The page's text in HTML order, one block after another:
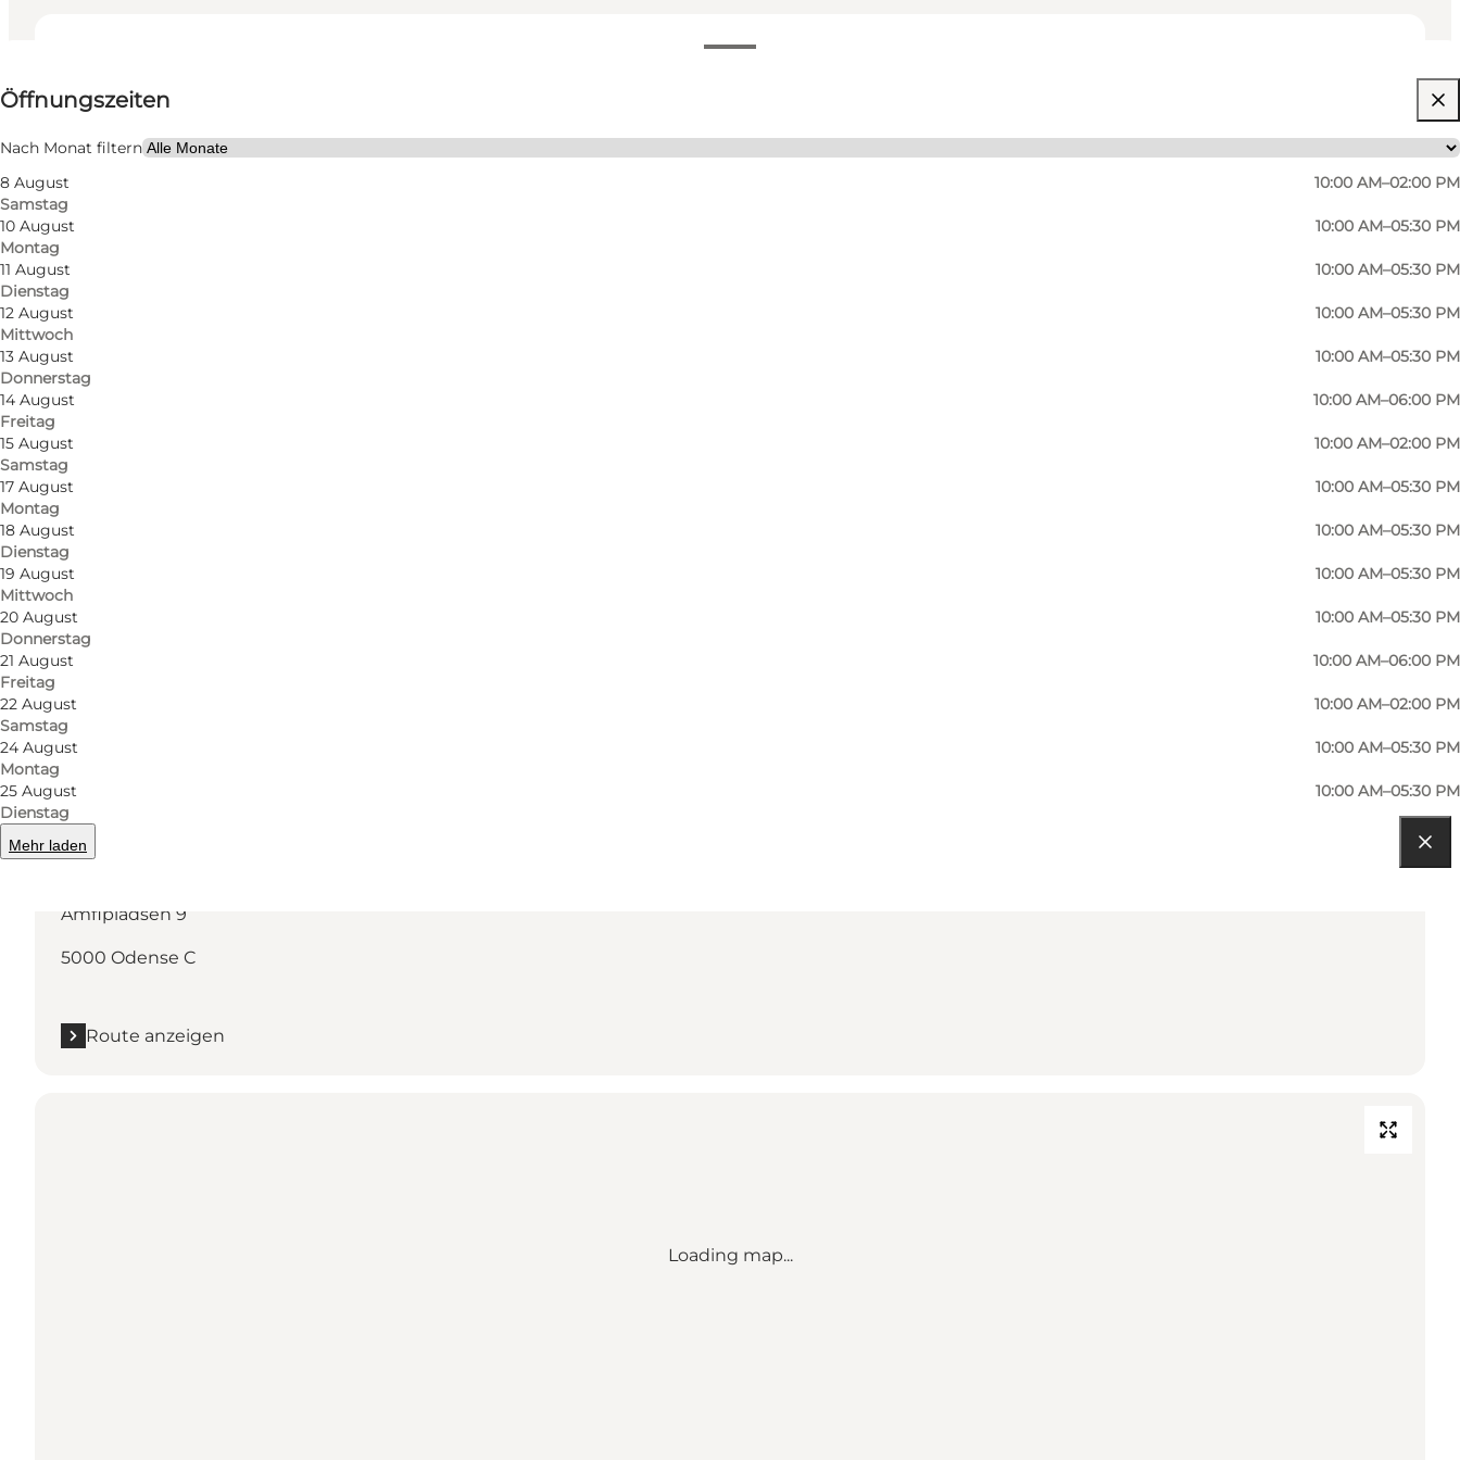
Öffnungszeiten
Nach Monat filtern
8 August
Samstag
10:00 AM–02:00 PM
10 August
Montag
10:00 AM–05:30 PM
11 August
Dienstag
10:00 AM–05:30 PM
12 August
Mittwoch
10:00 AM–05:30 PM
13 August
Donnerstag
10:00 AM–05:30 PM
14 August
Freitag
10:00 AM–06:00 PM
15 August
Samstag
10:00 AM–02:00 PM
17 August
Montag
10:00 AM–05:30 PM
18 August
Dienstag
10:00 AM–05:30 PM
19 August
Mittwoch
10:00 AM–05:30 PM
20 August
Donnerstag
10:00 AM–05:30 PM
21 August
Freitag
10:00 AM–06:00 PM
22 August
Samstag
10:00 AM–02:00 PM
24 August
Montag
10:00 AM–05:30 PM
25 August
Dienstag
10:00 AM–05:30 PM
Mehr laden
Website besuchen
Das Möbelhaus wurde 2012 im authentischen, rohen Fabrikgelände in Brandts Klædefabrik eröffnet. Die rohen Wände und rustikalen Böden bilden einen
schönen Kontrast zu den schönen Designmöbeln. Im Store finden Sie eine Auswahl an Designermöbeln und Beleuchtung bekannter dänischer
Designermarken wie Louis Poulsen, Carl Hansen & Søn, Skagerak, Montana, Erik Jørgensen und vielen anderen.
Wenn Sie Hilfe benötigen, steht Ihnen das erfahrene, professionell geschulte Personal mit Kenntnissen in Innenarchitektur, Materialien usw. zur Verfügung.
Facebook
Mehr erfahren
Amfipladsen 9
5000 Odense C
Route anzeigen
Loading map...